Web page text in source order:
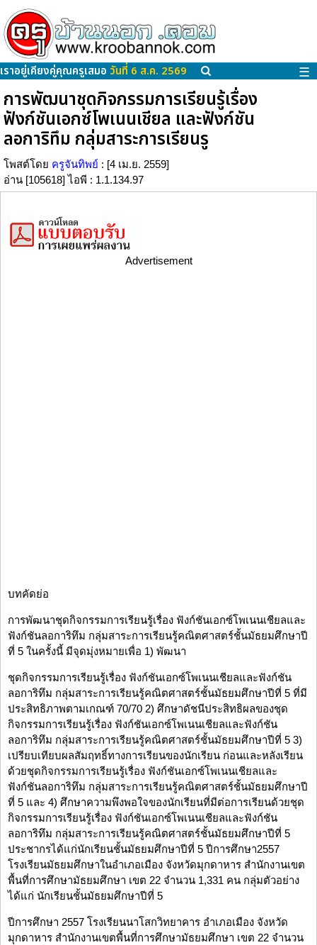
เราอยู่เคียงคู่คุณครูเสมอ วันที่ 6 ส.ค. 2569 ☰
การพัฒนาชุดกิจกรรมการเรียนรู้เรื่อง
ฟังก์ชันเอกซ์โพเนนเชียล และฟังก์ชัน
ลอการิทึม กลุ่มสาระการเรียนรู
โพสต์โดย ครูจันทิพย์ : [4 เม.ย. 2559]
อ่าน [105618] ไอพี : 1.1.134.97
Advertisement
บทคัดย่อ
การพัฒนาชุดกิจกรรมการเรียนรู้เรื่อง ฟังก์ชันเอกซ์โพเนนเชียลและ
ฟังก์ชันลอการิทึม กลุ่มสาระการเรียนรู้คณิตศาสตร์ชั้นมัธยมศึกษาปี
ที่ 5 ในครั้งนี้ มีจุดมุ่งหมายเพื่อ 1) พัฒนา
ชุดกิจกรรมการเรียนรู้เรื่อง ฟังก์ชันเอกซ์โพเนนเชียลและฟังก์ชัน
ลอการิทึม กลุ่มสาระการเรียนรู้คณิตศาสตร์ชั้นมัธยมศึกษาปีที่ 5 ที่มี
ประสิทธิภาพตามเกณฑ์ 70/70 2) ศึกษาดัชนีประสิทธิผลของชุด
กิจกรรมการเรียนรู้เรื่อง ฟังก์ชันเอกซ์โพเนนเชียลและฟังก์ชัน
ลอการิทึม กลุ่มสาระการเรียนรู้คณิตศาสตร์ชั้นมัธยมศึกษาปีที่ 5 3)
เปรียบเทียบผลสัมฤทธิ์ทางการเรียนของนักเรียน ก่อนและหลังเรียน
ด้วยชุดกิจกรรมการเรียนรู้เรื่อง ฟังก์ชันเอกซ์โพเนนเชียลและ
ฟังก์ชันลอการิทึม กลุ่มสาระการเรียนรู้คณิตศาสตร์ชั้นมัธยมศึกษาปี
ที่ 5 และ 4) ศึกษาความพึงพอใจของนักเรียนที่มีต่อการเรียนด้วยชุด
กิจกรรมการเรียนรู้เรื่อง ฟังก์ชันเอกซ์โพเนนเชียลและฟังก์ชัน
ลอการิทึม กลุ่มสาระการเรียนรู้คณิตศาสตร์ชั้นมัธยมศึกษาปีที่ 5
ประชากรได้แก่นักเรียนชั้นมัธยมศึกษาปีที่ 5 ปีการศึกษา2557
โรงเรียนมัธยมศึกษาในอำเภอเมือง จังหวัดมุกดาหาร สำนักงานเขต
พื้นที่การศึกษามัธยมศึกษา เขต 22 จำนวน 1,331 คน กลุ่มตัวอย่าง
ได้แก่ นักเรียนชั้นมัธยมศึกษาปีที่ 5
ปีการศึกษา 2557 โรงเรียนนาโสกวิทยาคาร อำเภอเมือง จังหวัด
มุกดาหาร สำนักงานเขตพื้นที่การศึกษามัธยมศึกษา เขต 22 จำนวน